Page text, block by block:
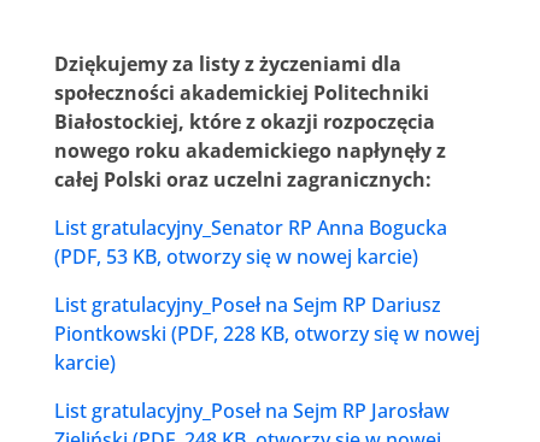
Dziękujemy za listy z życzeniami dla
społeczności akademickiej Politechniki
Białostockiej, które z okazji rozpoczęcia
nowego roku akademickiego napłynęły z
całej Polski oraz uczelni zagranicznych:
List gratulacyjny_Senator RP Anna Bogucka
(PDF, 53 KB, otworzy się w nowej karcie)
List gratulacyjny_Poseł na Sejm RP Dariusz
Piontkowski (PDF, 228 KB, otworzy się w nowej
karcie)
List gratulacyjny_Poseł na Sejm RP Jarosław